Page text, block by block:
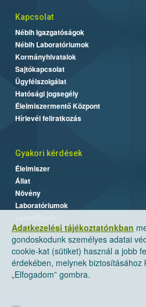
Adatkezelési tájékoztatónkban
gondoskodunk személyes adatai
cookie-kat (sütiket) használ a jobb
érdekében, melynek biztosításához
„Elfogadom” gombra.
Kapcsolat
Nébih Igazgatóságok
Nébih Laboratóriumok
Kormányhivatalok
Sajtókapcsolat
Ügyfélszolgálat
Hatósági jogsegély
Élelmiszermentő Központ
Hírlevél feliratkozás
Gyakori kérdések
Élelmiszer
Állat
Növény
Laboratóriumok